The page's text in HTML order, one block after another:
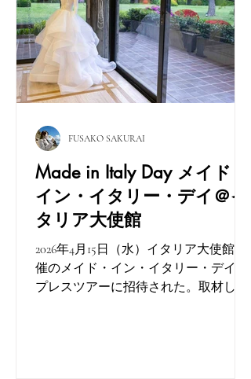
1911年ごろにまでさかのぼる。その後、
1928年に創設された、イタリア・ラグ
ビー連盟(Federazione Italiana Rugby)のも
と、進化してきた。 1987年に
IRFB（ワールドラグビー）に加盟し
て、初のワールドカップに出場。そし
て1996年にプロ化が行われたのち、さ
らに2000年には欧州五カ国対抗（ファ
イブネーションズ）すなわち、①イン
グランド、②スコットランド、③アイ
ルランド、④ウェールズ、⑤フランス
に、⑥イタリアが加わり、「シック
なり現在に至る。 ラグビーは、もと
もとは
Made in Italy Day メイド・
イン・イタリー・デイ＠イ
タリア大使館
2026年4月15日（水）イタリア大使館主
催のメイド・イン・イタリー・デイの
プレスツアーに招待された。取材した
FUSAKO SAKURAI